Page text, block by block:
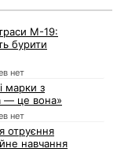
М-19:
бурити
нет
марки з
— це вона»
нет
отруєння
навчання